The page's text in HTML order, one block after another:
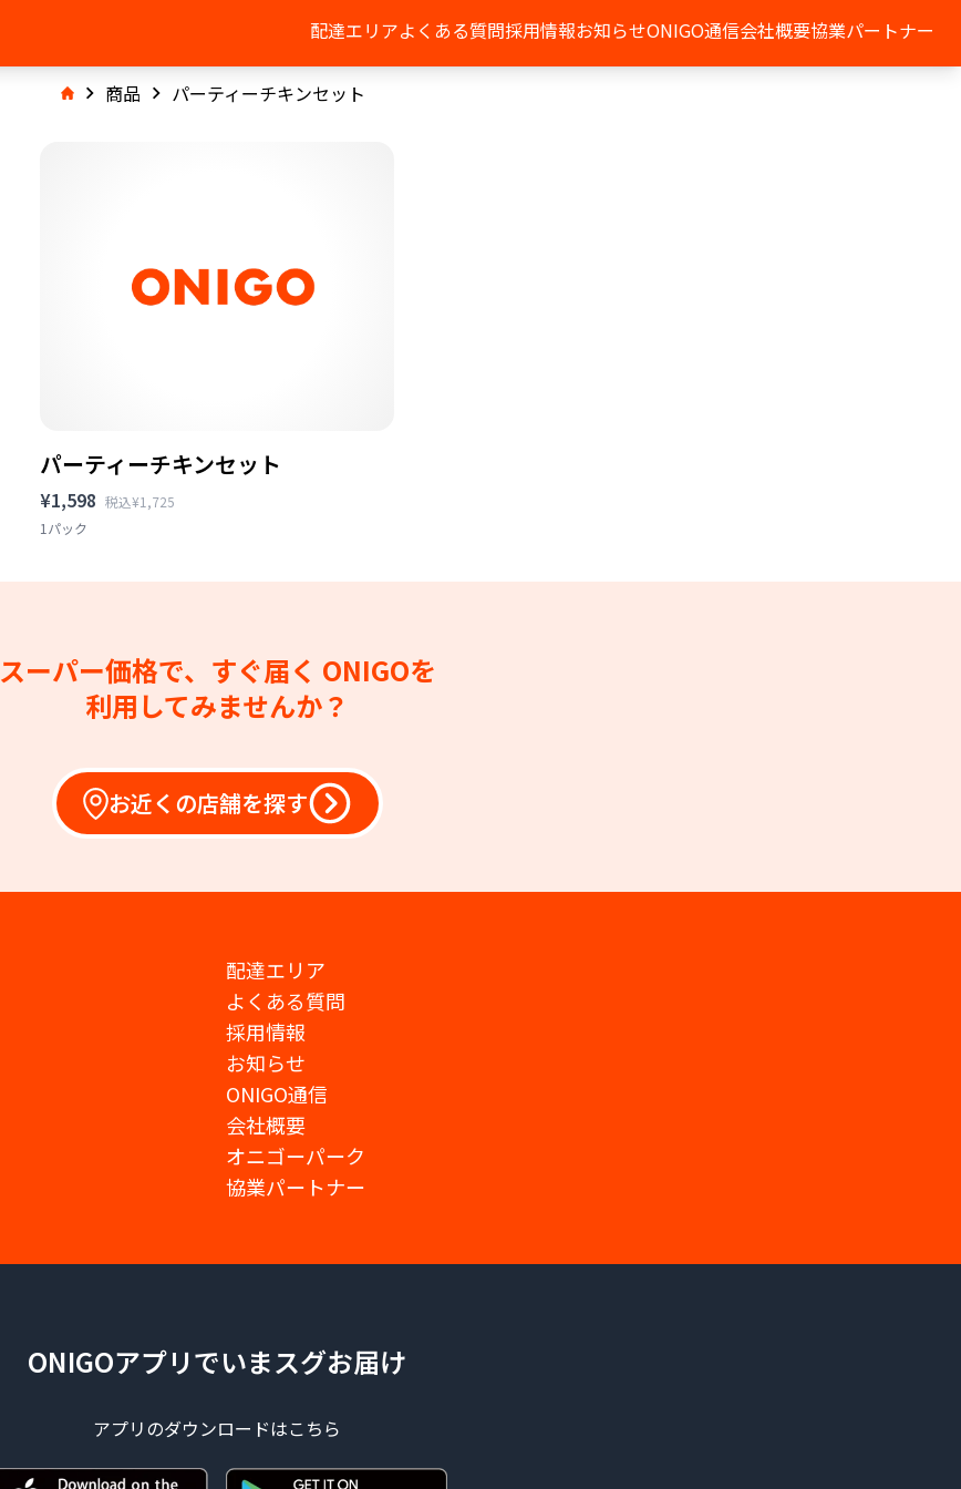
配達エリアよくある質問採用情報お知らせONIGO通信会社概要協業パートナー
商品 パーティーチキンセット
パーティーチキンセット
¥1,598 税込¥1,725
1パック
スーパー価格で、すぐ届く ONIGOを
利用してみませんか？
お近くの店舗を探す
配達エリア
よくある質問
採用情報
お知らせ
ONIGO通信
会社概要
オニゴーパーク
協業パートナー
ONIGOアプリでいまスグお届け
アプリのダウンロードはこちら